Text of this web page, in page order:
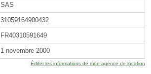
SAS
31059164900432
FR40310591649
1 novembre 2000
Éditer les informations de mon agence de location